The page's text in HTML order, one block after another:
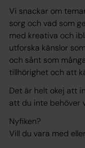
Vi snackar om
sorg och vad som
med kreativa och
utforska känslor
och sånt som
tillhörighet och att
Det är helt okej att
att du inte behöver
Nyfiken?
Vill du vara med